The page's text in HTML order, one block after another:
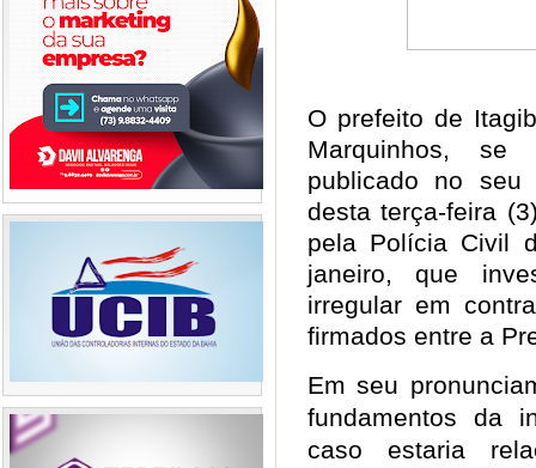
O prefeito de
Marquinhos,
publicado no
desta terça-feira
pela Polícia Civil
janeiro, que
irregular em
firmados entre a
Em seu
fundamentos da
caso estaria